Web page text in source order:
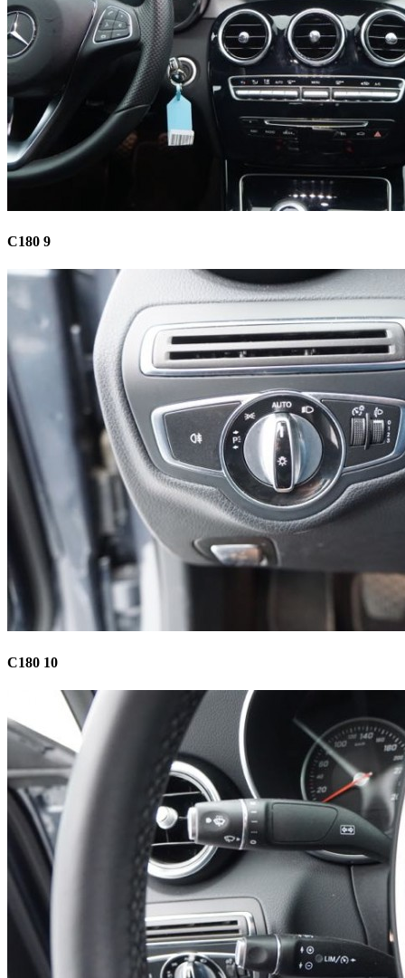
C180 9
C180 10